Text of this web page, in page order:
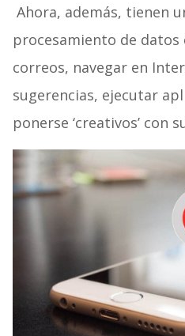
Ahora, además, tienen
procesamiento de datos
correos, navegar en
sugerencias, ejecutar
ponerse ‘creativos’ con